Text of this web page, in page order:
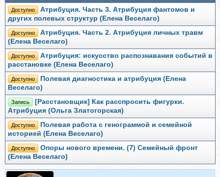
Доступно
Атрибуция. Часть 3. Атрибуция фантомов и
других полевых структур (Елена Веселаго)
Доступно
Атрибуция. Часть 2. Атрибуция личных травм
(Елена Веселаго)
Доступно
Атрибуция: искусство распознавания событий в
расстановке (Елена Веселаго)
Доступно
Полевая диагностика и атрибуция (Елена
Веселаго)
Запись
[Расстановщик] Как расспросить фигурки.
Атрибуция (Ольга Златогорская)
Доступно
Полевая работа с генограммой и семейной
историей (Елена Веселаго)
Доступно
Опоры нового времени. (7) Семейный фронт
(Елена Веселаго)